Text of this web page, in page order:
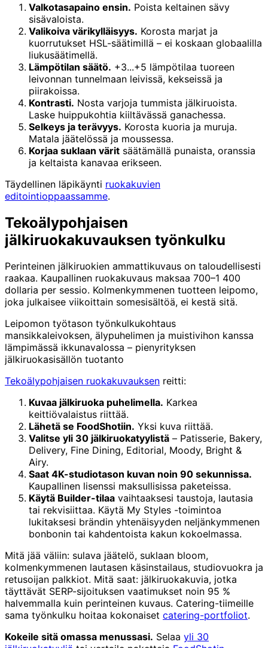
Valkotasapaino ensin. Poista keltainen sävy
sisävaloista.
Valikoiva värikylläisyys. Korosta marjat ja
kuorrutukset HSL-säätimillä – ei koskaan globaalilla
liukusäätimellä.
Lämpötilan säätö. +3...+5 lämpötilaa tuoreen
leivonnan tunnelmaan leivissä, kekseissä ja
piirakoissa.
Kontrasti. Nosta varjoja tummista jälkiruoista.
Laske huippukohtia kiiltävässä ganachessa.
Selkeys ja terävyys. Korosta kuoria ja muruja.
Matala jäätelössä ja moussessa.
Korjaa suklaan värit säätämällä punaista, oranssia
ja keltaista kanavaa erikseen.
Täydellinen läpikäynti ruokakuvien
editointioppaassamme.
Tekoälypohjaisen
jälkiruokakuvauksen työnkulku
Perinteinen jälkiruokien ammattikuvaus on taloudellisesti
raakaa. Kaupallinen ruokakuvaus maksaa 700–1 400
dollaria per sessio. Kolmenkymmenen tuotteen leipomo,
joka julkaisee viikoittain somesisältöä, ei kestä sitä.
Leipomon työtason työnkulkukohtaus
mansikkaleivoksen, älypuhelimen ja muistivihon kanssa
lämpimässä ikkunavalossa – pienyrityksen
jälkiruokasisällön tuotanto
Tekoälypohjaisen ruokakuvauksen reitti:
Kuvaa jälkiruoka puhelimella. Karkea
keittiövalaistus riittää.
Lähetä se FoodShotiin. Yksi kuva riittää.
Valitse yli 30 jälkiruokatyylistä – Patisserie, Bakery,
Delivery, Fine Dining, Editorial, Moody, Bright &
Airy.
Saat 4K-studiotason kuvan noin 90 sekunnissa.
Kaupallinen lisenssi maksullisissa paketeissa.
Käytä Builder-tilaa vaihtaaksesi taustoja, lautasia
tai rekvisiittaa. Käytä My Styles -toimintoa
lukitaksesi brändin yhtenäisyyden neljänkymmenen
bonbonin tai kahdentoista kakun kokoelmassa.
Mitä jää väliin: sulava jäätelö, suklaan bloom,
kolmenkymmenen lautasen käsinstailaus, studiovuokra ja
retusoijan palkkiot. Mitä saat: jälkiruokakuvia, jotka
täyttävät SERP-sijoituksen vaatimukset noin 95 %
halvemmalla kuin perinteinen kuvaus. Catering-tiimeille
sama työnkulku hoitaa kokonaiset catering-portfoliot.
Kokeile sitä omassa menussasi. Selaa yli 30